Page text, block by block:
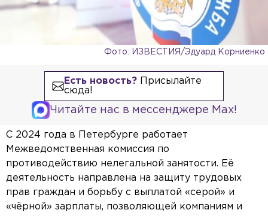
Фото: ИЗВЕСТИЯ/Эдуард Корниенко
Есть новость?Присылайте
сюда!
Читайте нас в мессенджере Max!
С 2024 года в Петербурге работает
Межведомственная комиссия по
противодействию нелегальной занятости. Её
деятельность направлена на защиту трудовых
прав граждан и борьбу с выплатой «серой» и
«чёрной» зарплаты, позволяющей компаниям и